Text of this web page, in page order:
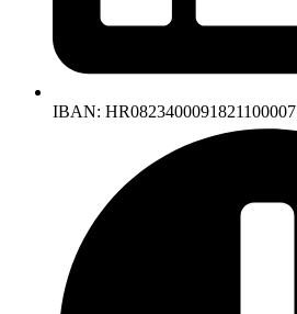
IBAN: HR0823400091821100007